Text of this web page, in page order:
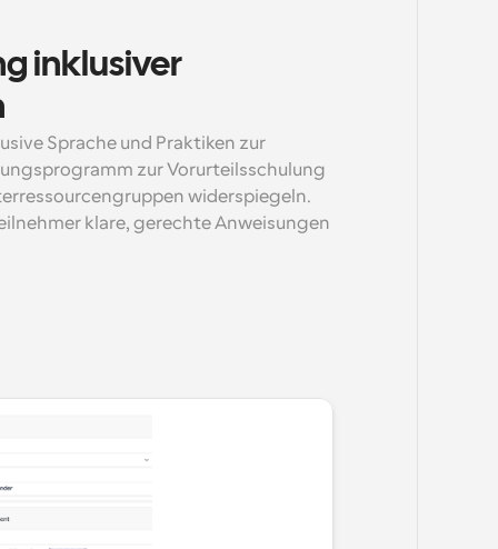
inklusiver
Sprache und Praktiken zur
zur Vorurteilsschulung
widerspiegeln.
klare, gerechte Anweisungen